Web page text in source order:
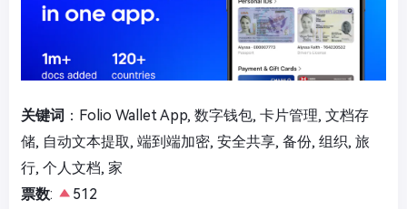
关键词 ：Folio Wallet App, 数字钱包, 卡片管理, 文档存
储, 自动文本提取, 端到端加密, 安全共享, 备份, 组织, 旅
行, 个人文档, 家
票数:
512